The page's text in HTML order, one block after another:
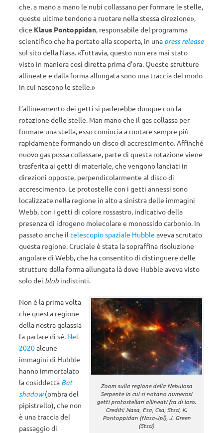
che, a mano a mano le nubi collassano per formare le stelle,
queste ultime tendono a ruotare nella stessa direzione»,
dice Klaus Pontoppidan , responsabile del programma
scientifico che ha portato alla scoperta, in una press release
sul sito della Nasa. «Tuttavia, questo non era mai stato
visto in maniera così diretta prima d’ora. Queste strutture
allineate e dalla forma allungata sono una traccia del modo
in cui nascono le stelle.»
L’allineamento dei getti si parlerebbe dunque con la
rotazione delle stelle. Man mano che il gas collassa per
formare una stella, esso comincia a ruotare sempre più
rapidamente formando un disco di accrescimento. Affinché
nuovo gas possa collassare, parte di questa rotazione viene
trasferita ai getti di materiale, che vengono lanciati in
direzioni opposte, perpendicolarmente al disco di
accrescimento. Le protostelle con i getti annessi sono
localizzate nella regione in alto a sinistra delle immagini
Webb, con i getti di colore rossastro, indicativo della
presenza di idrogeno molecolare e monossido carbonio. In
passato anche il telescopio spaziale Hubble aveva scrutato
questa regione. Cruciale è stata la sopraffina risoluzione
angolare di Webb, che ha consentito di distinguere delle
strutture dalla forma allungata là dove Hubble aveva visto
solo dei blob indistinti.
Zoom sulla regione della Nebulosa
Serpente in cui si notano numerosi
getti protostellari allineati fra di loro.
Crediti: Nasa, Esa, Csa, Stsci, K.
Pontoppidan (Nasa-Jpl), J. Green
(Stsci)
Non è la prima volta
che questa regione
della nostra galassia
fa parlare di sé. Nel
2020alcune
immagini di Hubble
hanno immortalato
la cosiddetta Bat
shadow(ombra del
pipistrello), che non
è una traccia del
passaggio di